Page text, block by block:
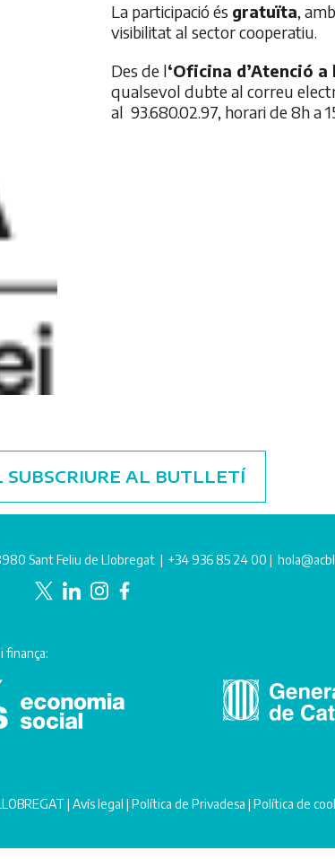
La participació és gratuïta,
visibilitat al sector cooperatiu.
Des de l‘Oficina d’Atenció a
qualsevol dubte al correu
al 93.680.02.97, horari de 8h a
SUBSCRIURE AL BUTLLETÍ
Sant Feliu de Llobregat | +34 936 85 24 00 |
finança:
|Avís legal |Política de Privadesa |Política de